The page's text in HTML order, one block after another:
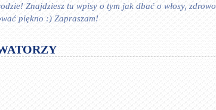
Znajdziesz tu wpisy o tym jak dbać o włosy, zdrowo
piękno :) Zapraszam!